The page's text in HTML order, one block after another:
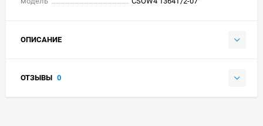
ОПИСАНИЕ
ОТЗЫВЫ 0